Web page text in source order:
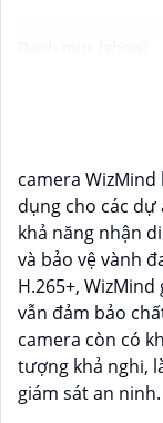
Dĩ nhiên, dưới
cho dự án lắp
Chào quý khách
Chúng tôi xin
lắp đặt camera
dự án của quý vị.
Với kinh nghiệm
camera an ninh,
cam kết sẽ
ninh hiệu quả,
camera
dụng cho các dự
khả năng nhận
và bảo vệ vành
H.265+,
vẫn đảm bảo
camera còn có
tượng khả nghi,
giám sát an ninh.